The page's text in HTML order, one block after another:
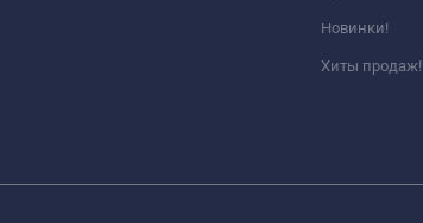
Новинки!
Хиты продаж!